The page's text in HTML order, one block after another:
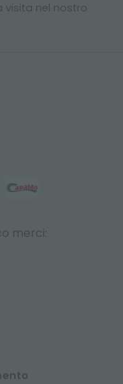
visita nel nostro
merci: